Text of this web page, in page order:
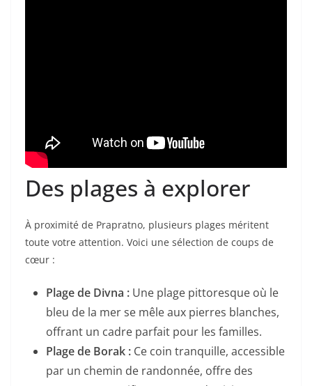
Des plages à explorer
À proximité de Prapratno, plusieurs plages méritent
toute votre attention. Voici une sélection de coups de
cœur :
Plage de Divna : Une plage pittoresque où le
bleu de la mer se mêle aux pierres blanches,
offrant un cadre parfait pour les familles.
Plage de Borak : Ce coin tranquille, accessible
par un chemin de randonnée, offre des